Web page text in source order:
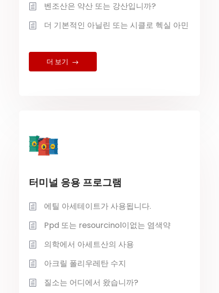
벤조산은 약산 또는 강산입니까?
더 기본적인 아닐린 또는 시클로 헥실 아민
더 보기
터미널 응용 프로그램
에틸 아세테이트가 사용됩니다.
Ppd 또는 resourcinol이없는 염색약
의학에서 아세트산의 사용
아크릴 폴리우레탄 수지
질소는 어디에서 왔습니까?